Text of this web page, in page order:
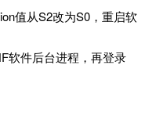
值从S2改为S0，重启软
软件后台进程，再登录